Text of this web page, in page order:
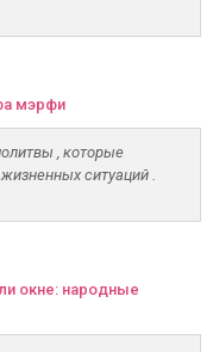
мэрфи
, которые
ситуаций .
окне: народные